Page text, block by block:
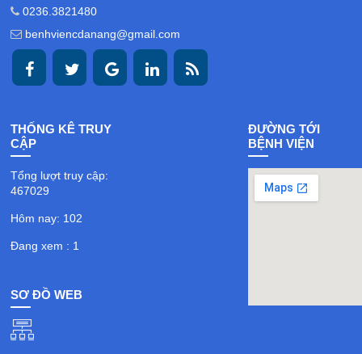
0236.3821480
benhviencdanang@gmail.com
THỐNG KÊ TRUY
CẬP
Tổng lượt truy cập:
467029
Hôm nay: 102
Đang xem : 1
SƠ ĐỒ WEB
ĐƯỜNG TỚI
BỆNH VIỆN